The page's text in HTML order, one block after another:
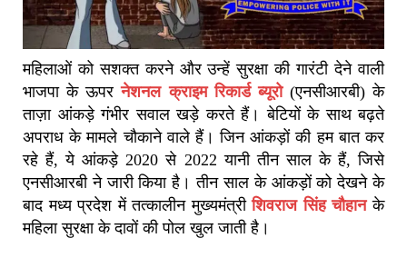
महिलाओं को सशक्त करने और उन्हें सुरक्षा की गारंटी देने वाली
भाजपा के ऊपरनेशनल क्राइम रिकार्ड ब्यूरो(एनसीआरबी) के
ताज़ा आंकड़े गंभीर सवाल खड़े करते हैं। बेटियों के साथ बढ़ते
अपराध के मामले चौकाने वाले हैं। जिन आंकड़ों की हम बात कर
रहे हैं, ये आंकड़े 2020 से 2022 यानी तीन साल के हैं, जिसे
एनसीआरबी ने जारी किया है। तीन साल के आंकड़ों को देखने के
बाद मध्य प्रदेश में तत्कालीन मुख्यमंत्रीशिवराज सिंह चौहानके
महिला सुरक्षा के दावों की पोल खुल जाती है।